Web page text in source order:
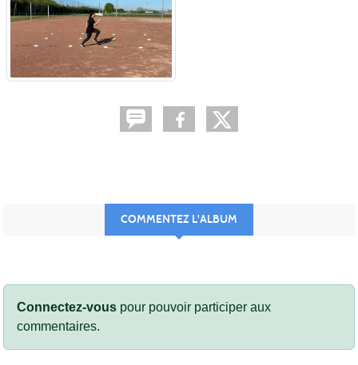
COMMENTEZ L'ALBUM
Connectez-vous pour pouvoir participer aux
commentaires.